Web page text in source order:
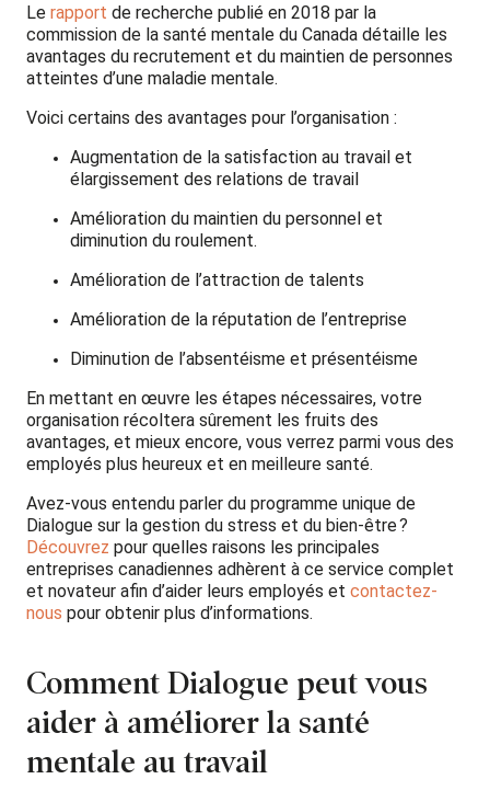
Le rapport de recherche publié en 2018 par la
commission de la santé mentale du Canada détaille les
avantages du recrutement et du maintien de personnes
atteintes d’une maladie mentale.
Voici certains des avantages pour l’organisation :
Augmentation de la satisfaction au travail et
élargissement des relations de travail
Amélioration du maintien du personnel et
diminution du roulement.
Amélioration de l’attraction de talents
Amélioration de la réputation de l’entreprise
Diminution de l’absentéisme et présentéisme
En mettant en œuvre les étapes nécessaires, votre
organisation récoltera sûrement les fruits des
avantages, et mieux encore, vous verrez parmi vous des
employés plus heureux et en meilleure santé.
Avez-vous entendu parler du programme unique de
Dialogue sur la gestion du stress et du bien-être ?
Découvrez pour quelles raisons les principales
entreprises canadiennes adhèrent à ce service complet
et novateur afin d’aider leurs employés et contactez-
nous pour obtenir plus d’informations.
Comment Dialogue peut vous
aider à améliorer la santé
mentale au travail